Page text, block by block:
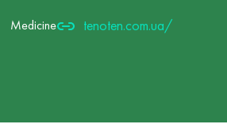
Medicine tenoten.com.ua/